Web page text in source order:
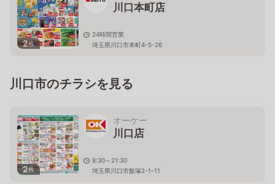
2枚
川口本町店
24時間営業
埼玉県川口市本町4-5-26
川口市のチラシを見る
2枚
オーケー
川口店
8:30～21:30
埼玉県川口市飯塚2-1-11